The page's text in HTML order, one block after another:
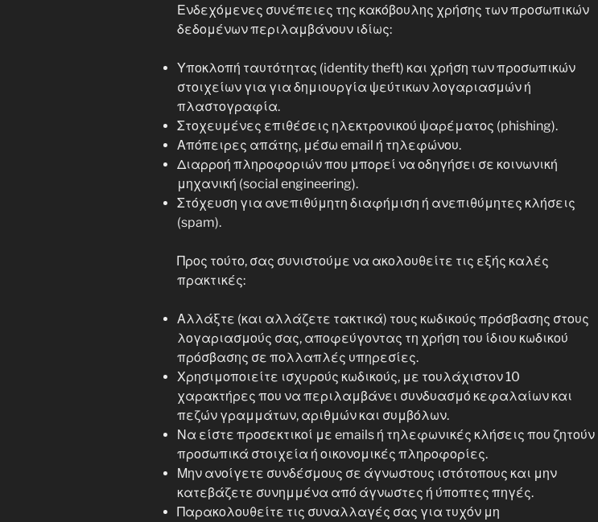
Ενδεχόμενες συνέπειες της κακόβουλης χρήσης των προσωπικών
δεδομένων περιλαμβάνουν ιδίως:
Υποκλοπή ταυτότητας (identity theft) και χρήση των προσωπικών
στοιχείων για για δημιουργία ψεύτικων λογαριασμών ή
πλαστογραφία.
Στοχευμένες επιθέσεις ηλεκτρονικού ψαρέματος (phishing).
Απόπειρες απάτης, μέσω email ή τηλεφώνου.
Διαρροή πληροφοριών που μπορεί να οδηγήσει σε κοινωνική
μηχανική (social engineering).
Στόχευση για ανεπιθύμητη διαφήμιση ή ανεπιθύμητες κλήσεις
(spam).
Προς τούτο, σας συνιστούμε να ακολουθείτε τις εξής καλές
πρακτικές:
Αλλάξτε (και αλλάζετε τακτικά) τους κωδικούς πρόσβασης στους
λογαριασμούς σας, αποφεύγοντας τη χρήση του ίδιου κωδικού
πρόσβασης σε πολλαπλές υπηρεσίες.
Χρησιμοποιείτε ισχυρούς κωδικούς, με τουλάχιστον 10
χαρακτήρες που να περιλαμβάνει συνδυασμό κεφαλαίων και
πεζών γραμμάτων, αριθμών και συμβόλων.
Να είστε προσεκτικοί με emails ή τηλεφωνικές κλήσεις που ζητούν
προσωπικά στοιχεία ή οικονομικές πληροφορίες.
Μην ανοίγετε συνδέσμους σε άγνωστους ιστότοπους και μην
κατεβάζετε συνημμένα από άγνωστες ή ύποπτες πηγές.
Παρακολουθείτε τις συναλλαγές σας για τυχόν μη